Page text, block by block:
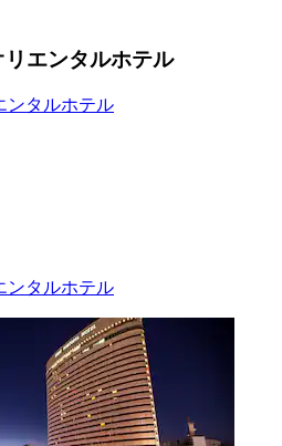
エンタルホテル
ンタルホテル
ンタルホテル